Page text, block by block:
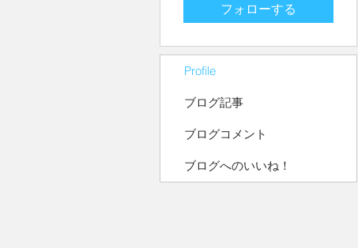
フォローする
Profile
ブログ記事
ブログコメント
ブログへのいいね！